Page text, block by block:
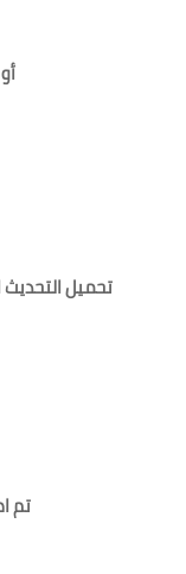
تحميلالتحديث
تم